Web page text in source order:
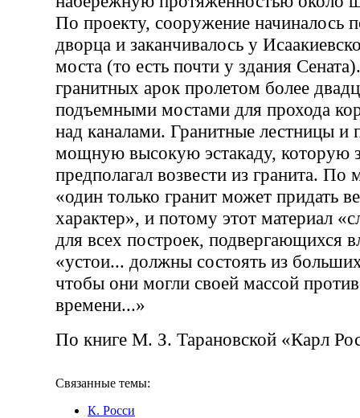
По проекту, сооружение начиналось
дворца и заканчивалось у
моста (то есть почти у здания
гранитных арок пролетом более
подъемными мостами для прохода
над каналами. Гранитные лестницы и
мощную высокую эстакаду, которую
предполагал возвести из гранита. По
«один только гранит может придать
характер», и потому этот материал
для всех построек, подвергающихся
«устои... должны состоять из
чтобы они могли своей массой
времени...»
По книге М. З. Тарановской «Карл
Связанные темы:
К. Росси